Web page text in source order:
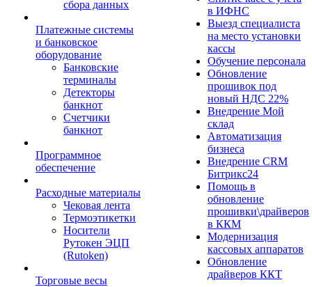
сбора данных
Платежные системы
и банковское
оборудование
Банковские
терминалы
Детекторы
банкнот
Счетчики
банкнот
Программное
обеспечение
Расходные материалы
Чековая лента
Термоэтикетки
Носители
Рутокен ЭЦП
(Rutoken)
Торговые весы
в ИФНС
Выезд специалиста
на место установки
кассы
Обучение персонала
Обновление
прошивок под
новый НДС 22%
Внедрение Мой
склад
Автоматизация
бизнеса
Внедрение CRM
Битрикс24
Помощь в
обновление
прошивки\драйверов
в ККМ
Модернизация
кассовых аппаратов
Обновление
драйверов ККТ